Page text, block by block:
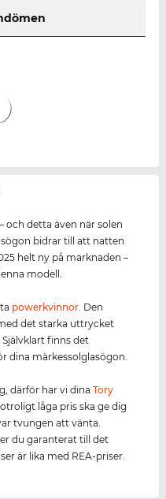
och detta även när solen
bidrar till att natten
helt ny på marknaden –
modell.
powerkvinnor. Den
det starka uttrycket
finns det
dina märkessolglasögon.
därför har vi dinaTory
låga pris ska ge dig
tvungen att vänta.
du garanterat till det
är lika med REA-priser.